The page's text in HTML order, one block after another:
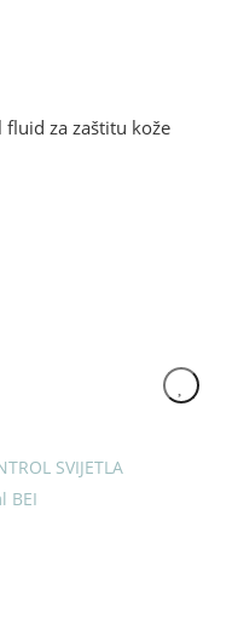
fluid za zaštitu kože